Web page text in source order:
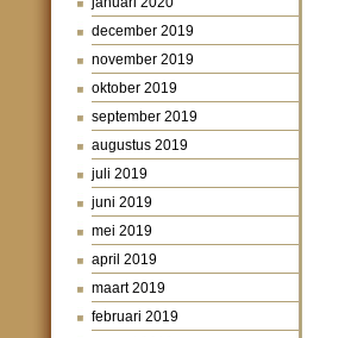
december 2019
november 2019
oktober 2019
september 2019
augustus 2019
juli 2019
juni 2019
mei 2019
april 2019
maart 2019
februari 2019